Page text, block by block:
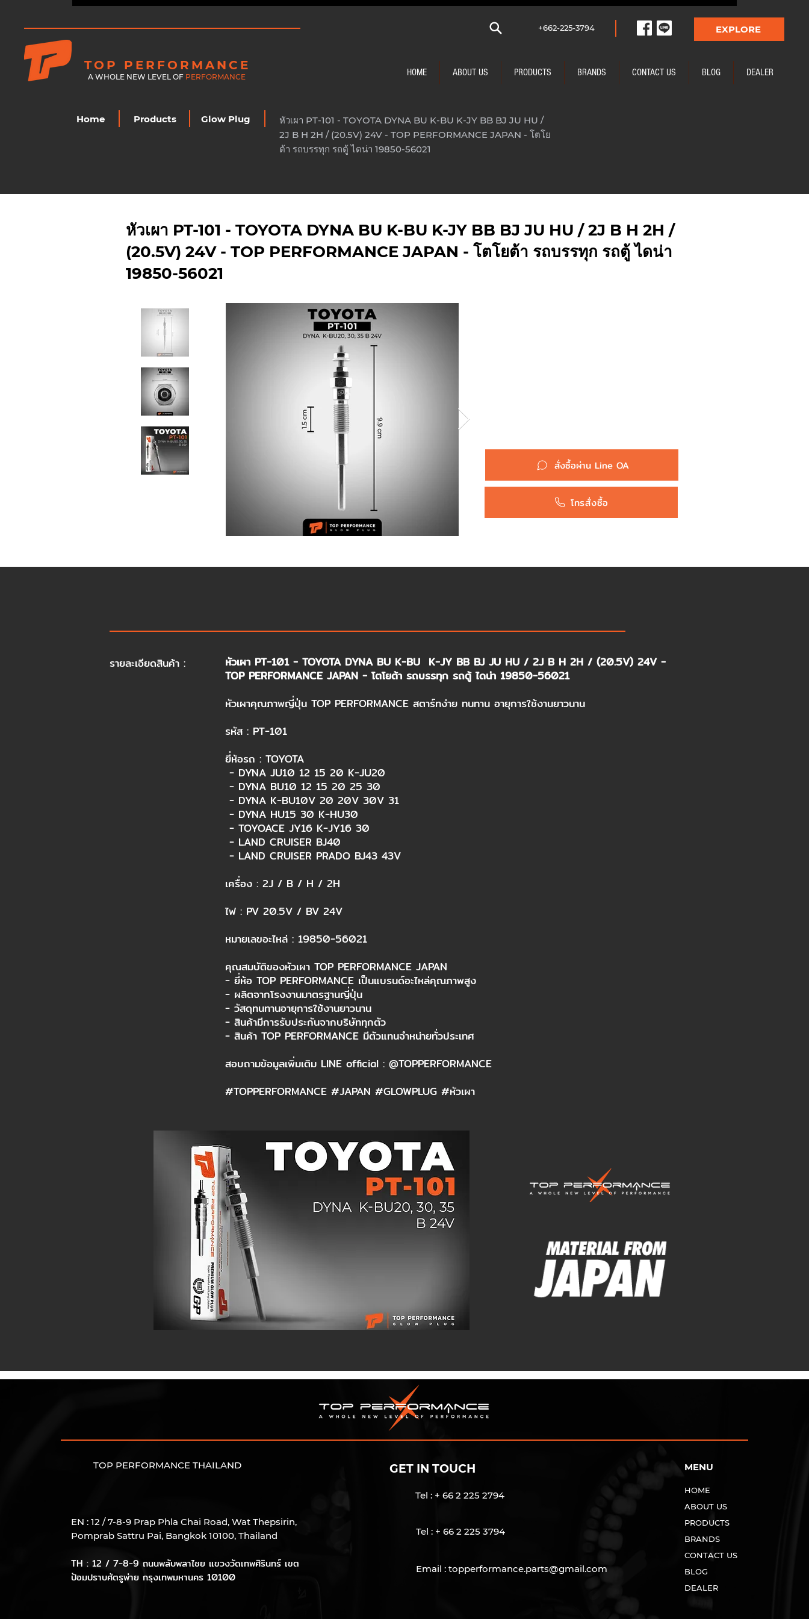
TOP PERFORMANCE
A WHOLE NEW LEVEL OF PERFORMANCE
+662-225-3794 EXPLORE
HOME ABOUT US PRODUCTS BRANDS CONTACT US BLOG DEALER
Home Products
หัวเผา PT-101 - TOYOTA DYNA BU K-BU K-JY BB BJ JU HU /
2J B H 2H / (20.5V) 24V - TOP PERFORMANCE JAPAN - โตโย
ต้า รถบรรทุก รถตู้ ไดน่า 19850-56021
Glow Plug
หัวเผา PT-101 - TOYOTA DYNA BU K-BU K-JY BB BJ JU HU / 2J B H 2H /
(20.5V) 24V - TOP PERFORMANCE JAPAN - โตโยต้า รถบรรทุก รถตู้ ไดน่า
19850-56021
สั่งซื้อผ่าน Line OA
โทรสั่งซื้อ
รายละเอียดสินค้า :
หัวเผา PT-101 - TOYOTA DYNA BU K-BU ​ K-JY BB BJ JU HU / 2J B H 2H / (20.5V) 24V -
TOP PERFORMANCE JAPAN - โตโยต้า รถบรรทุก รถตู้ ไดน่า 19850-56021​
หัวเผาคุณภาพญี่ปุ่น TOP PERFORMANCE สตาร์ทง่าย ทนทาน อายุการใช้งานยาวนาน​
รหัส : PT-101​
ยี่ห้อรถ : TOYOTA​
- DYNA JU10 12 15 20 K-JU20​
- DYNA BU10 12 15 20 25 30​
- DYNA K-BU10V 20 20V 30V 31​
- DYNA HU15 30 K-HU30​
- TOYOACE JY16 K-JY16 30​
- LAND CRUISER BJ40​
- LAND CRUISER PRADO BJ43 43V​
เครื่อง : 2J / B / H / 2H​
ไฟ : PV 20.5V / BV 24V​
หมายเลขอะไหล่ : 19850-56021​
คุณสมบัติของหัวเผา TOP PERFORMANCE JAPAN​
- ยี่ห้อ TOP PERFORMANCE เป็นแบรนด์อะไหล่คุณภาพสูง​
- ผลิตจากโรงงานมาตรฐานญี่ปุ่น​
- วัสดุทนทานอายุการใช้งานยาวนาน​
- สินค้ามีการรับประกันจากบริษัททุกตัว​
- สินค้า TOP PERFORMANCE มีตัวแทนจำหน่ายทั่วประเทศ​
สอบถามข้อมูลเพิ่มเติม LINE official : @TOPPERFORMANCE​
#TOPPERFORMANCE #JAPAN #GLOWPLUG #หัวเผา
TOP PERFORMANCE THAILAND
EN : 12 / 7-8-9 Prap Phla Chai Road, Wat Thepsirin,
Pomprab Sattru Pai, Bangkok 10100, Thailand
TH : 12 / 7-8-9 ถนนพลับพลาไชย แขวงวัดเทพศิรินทร์ เขต
ป้อมปราบศัตรูพ่าย กรุงเทพมหานคร 10100
GET IN TOUCH
Tel : + 66 2 225 2794
Tel : + 66 2 225 3794
Email : topperformance.parts@gmail.com
MENU
HOME
ABOUT US
PRODUCTS
BRANDS
CONTACT US
BLOG
DEALER